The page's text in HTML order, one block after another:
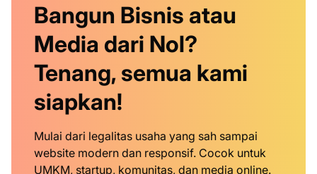
Bangun Bisnis atau
Media dari Nol?
Tenang, semua kami
siapkan!
Mulai dari legalitas usaha yang sah sampai
website modern dan responsif. Cocok untuk
UMKM, startup, komunitas, dan media online.